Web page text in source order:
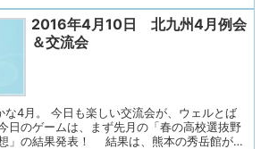
体操」を行いました。 ♪ズン・ズンズン ズン
ン ズンドコ♪♪♪ 「風に吹かれて 花が散る～
～」 振付担当STの声かけと歌に合わせて
右にゆっくり曲げる ２）肩の運動／肩をゆっ
３）手の運動／手首を持って手をゆっくり挙
胸の前でグー・前に突き出しながらパーと動
踏みをする ５）上半身の運動／体をひねる後
2016年4月10日 北九州4月例会
＆交流会
な4月。 今日も楽しい交流会が、ウェルとば
日のゲームは、まず先月の「春の高校選抜野
」の結果発表！ 結果は、熊本の秀岳館がベ